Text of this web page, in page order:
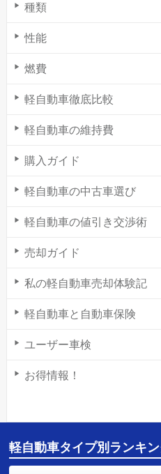
種類
性能
燃費
軽自動車徹底比較
軽自動車の維持費
購入ガイド
軽自動車の中古車選び
軽自動車の値引き交渉術
売却ガイド
私の軽自動車売却体験記
軽自動車と自動車保険
ユーザー車検
お得情報！
軽自動車タイプ別ランキン